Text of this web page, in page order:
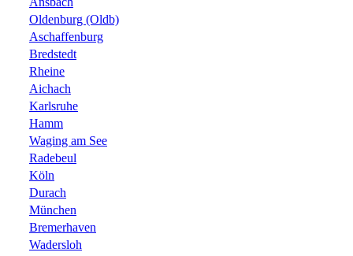
Oldenburg (Oldb)
Aschaffenburg
Bredstedt
Rheine
Aichach
Karlsruhe
Hamm
Waging am See
Radebeul
Köln
Durach
München
Bremerhaven
Wadersloh